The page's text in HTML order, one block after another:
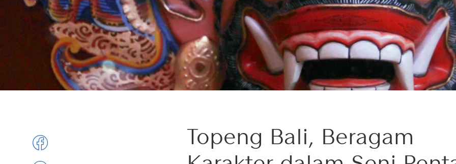
Topeng Bali, Beragam